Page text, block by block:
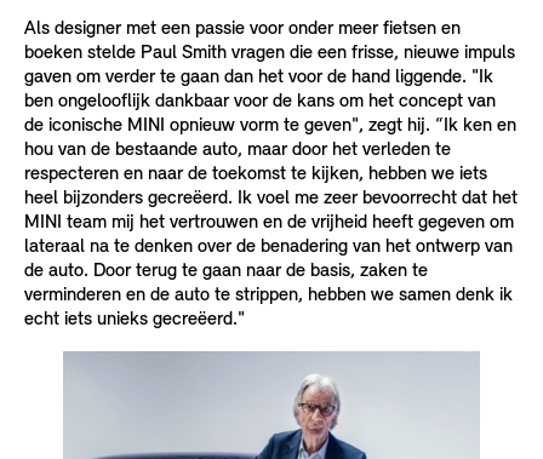
Als designer met een passie voor onder meer fietsen en
boeken stelde Paul Smith vragen die een frisse, nieuwe impuls
gaven om verder te gaan dan het voor de hand liggende. "Ik
ben ongelooflijk dankbaar voor de kans om het concept van
de iconische MINI opnieuw vorm te geven", zegt hij. “Ik ken en
hou van de bestaande auto, maar door het verleden te
respecteren en naar de toekomst te kijken, hebben we iets
heel bijzonders gecreëerd. Ik voel me zeer bevoorrecht dat het
MINI team mij het vertrouwen en de vrijheid heeft gegeven om
lateraal na te denken over de benadering van het ontwerp van
de auto. Door terug te gaan naar de basis, zaken te
verminderen en de auto te strippen, hebben we samen denk ik
echt iets unieks gecreëerd."